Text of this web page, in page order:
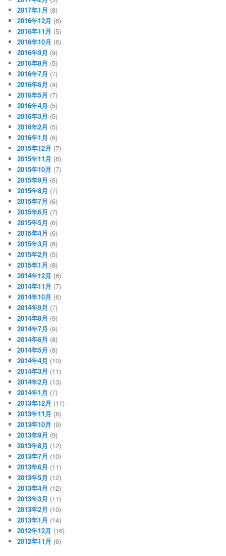
2017年1月 (8)
2016年12月 (6)
2016年11月 (5)
2016年10月 (6)
2016年9月 (9)
2016年8月 (5)
2016年7月 (7)
2016年6月 (4)
2016年5月 (7)
2016年4月 (5)
2016年3月 (5)
2016年2月 (5)
2016年1月 (6)
2015年12月 (7)
2015年11月 (6)
2015年10月 (7)
2015年9月 (6)
2015年8月 (7)
2015年7月 (6)
2015年6月 (7)
2015年5月 (6)
2015年4月 (6)
2015年3月 (6)
2015年2月 (5)
2015年1月 (8)
2014年12月 (6)
2014年11月 (7)
2014年10月 (6)
2014年9月 (7)
2014年8月 (9)
2014年7月 (9)
2014年6月 (8)
2014年5月 (8)
2014年4月 (10)
2014年3月 (11)
2014年2月 (13)
2014年1月 (7)
2013年12月 (11)
2013年11月 (8)
2013年10月 (9)
2013年9月 (9)
2013年8月 (12)
2013年7月 (10)
2013年6月 (11)
2013年5月 (12)
2013年4月 (12)
2013年3月 (11)
2013年2月 (10)
2013年1月 (14)
2012年12月 (16)
2012年11月 (6)